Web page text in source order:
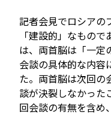
記者会見でロシアの
「建設的」なもの
は、両首脳は「一定
会談の具体的な内容
た。両首脳は次回の
談が決裂しなかった
回会談の有無を含め